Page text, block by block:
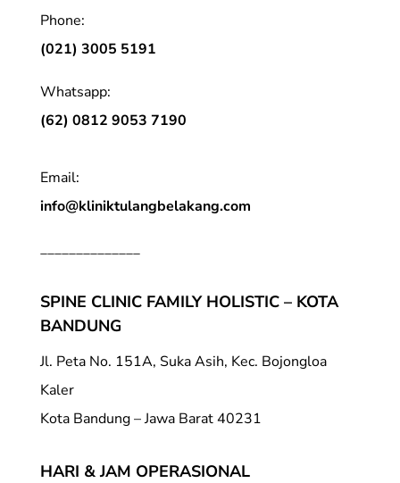
Phone:
(021) 3005 5191
Whatsapp:
(62) 0812 9053 7190
Email:
info@kliniktulangbelakang.com
______________
SPINE CLINIC FAMILY HOLISTIC – KOTA
BANDUNG
Jl. Peta No. 151A, Suka Asih, Kec. Bojongloa
Kaler
Kota Bandung – Jawa Barat 40231
HARI & JAM OPERASIONAL